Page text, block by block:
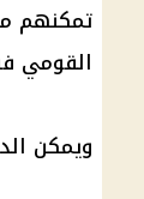
تمكنهم
القومي
ويمكن